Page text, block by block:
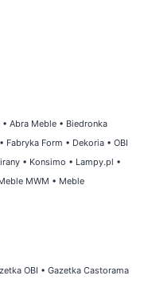
• Abra Meble • Biedronka
• Fabryka Form • Dekoria • OBI
• Konsimo • Lampy.pl •
MWM • Meble
OBI • Gazetka Castorama